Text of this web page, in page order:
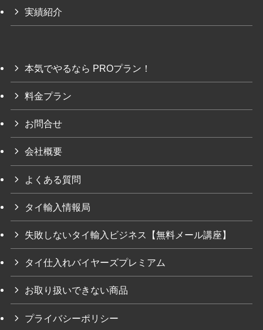
実績紹介
本気でやるなら PROプラン！
料金プラン
お問合せ
会社概要
よくある質問
タイ輸入情報局
失敗しないタイ輸入ビジネス【無料メール講座】
タイ仕入れバイヤーズプレミアム
お取り扱いできない商品
プライバシーポリシー